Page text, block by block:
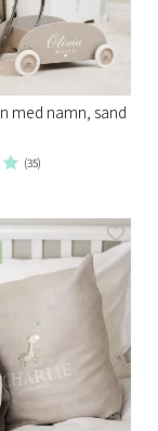
med namn, sand
(35)